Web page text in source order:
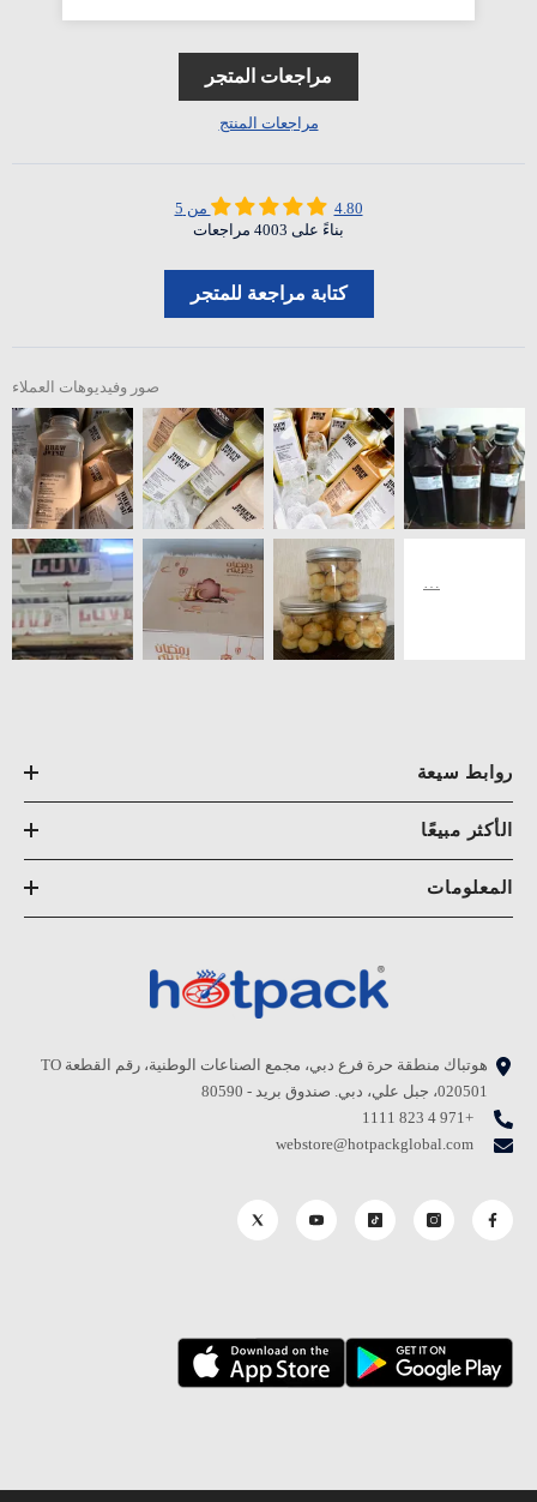
مراجعات المتجر
مراجعات المنتج
4.80 من 5
بناءً على 4003 مراجعات
كتابة مراجعة للمتجر
صور وفيديوهات العملاء
روابط سيعة
الأكثر مبيعًا
المعلومات
هوتباك منطقة حرة فرع دبي، مجمع الصناعات الوطنية، رقم القطعة TO
020501، جبل علي، دبي. صندوق بريد - 80590
+971 4 823 1111
webstore@hotpackglobal.com